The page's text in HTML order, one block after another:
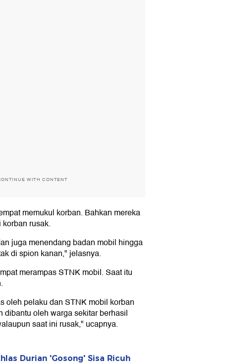
WITH CONTENT
memukul korban. Bahkan mereka
rusak.
juga menendang badan mobil hingga
di spion kanan," jelasnya.
merampas STNK mobil. Saat itu
oleh pelaku dan STNK mobil korban
oleh warga sekitar berhasil
saat ini rusak," ucapnya.
Durian 'Gosong' Sisa Ricuh